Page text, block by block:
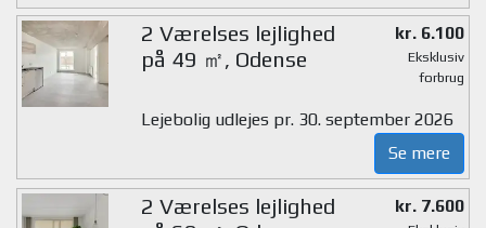
2 Værelses lejlighed
på 49 ㎡, Odense
kr. 6.100
Eksklusiv
forbrug
Lejebolig udlejes pr. 30. september 2026
Se mere
2 Værelses lejlighed
kr. 7.600